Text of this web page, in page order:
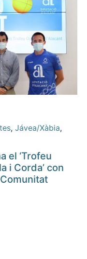
, Jávea/Xàbia,
el ‘Trofeu
i Corda’ con